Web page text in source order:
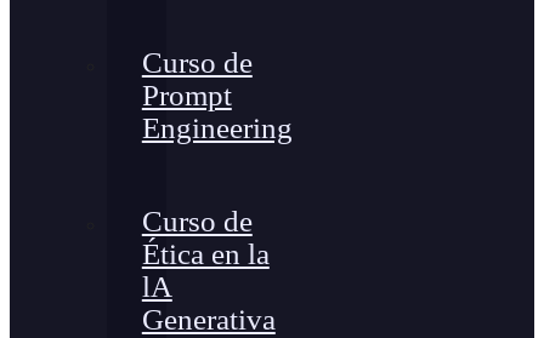
Curso de
Prompt
Engineering
Curso de
Ética en la
lA
Generativa